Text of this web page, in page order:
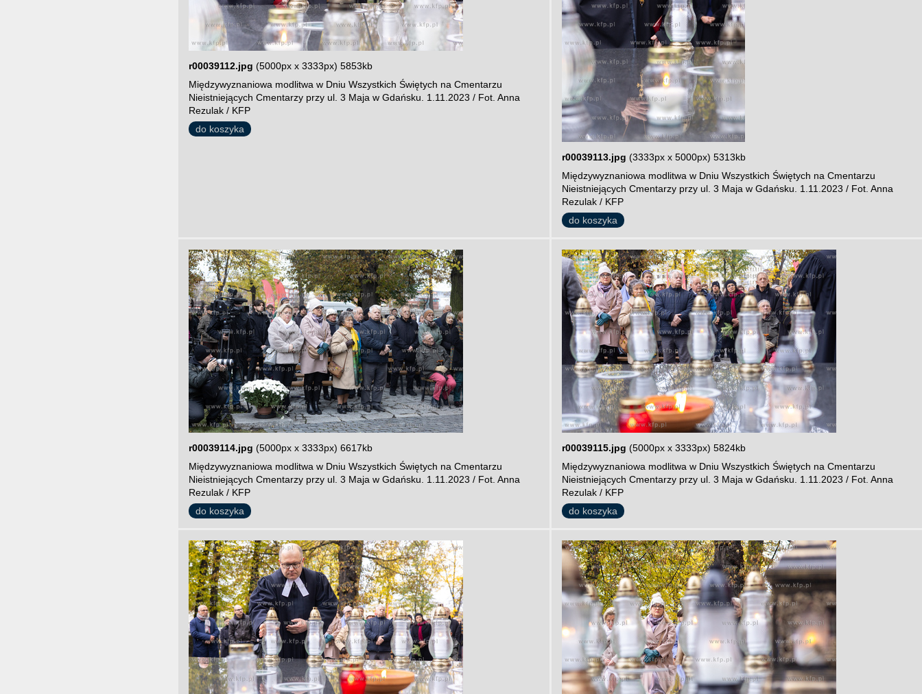
r00039112.jpg (5000px x 3333px) 5853kb
Międzywyznaniowa modlitwa w Dniu Wszystkich Świętych na Cmentarzu
Nieistniejących Cmentarzy przy ul. 3 Maja w Gdańsku. 1.11.2023 / Fot. Anna
Rezulak / KFP
do koszyka
r00039113.jpg (3333px x 5000px) 5313kb
Międzywyznaniowa modlitwa w Dniu Wszystkich Świętych na Cmentarzu
Nieistniejących Cmentarzy przy ul. 3 Maja w Gdańsku. 1.11.2023 / Fot. Anna
Rezulak / KFP
do koszyka
r00039114.jpg (5000px x 3333px) 6617kb
Międzywyznaniowa modlitwa w Dniu Wszystkich Świętych na Cmentarzu
Nieistniejących Cmentarzy przy ul. 3 Maja w Gdańsku. 1.11.2023 / Fot. Anna
Rezulak / KFP
do koszyka
r00039115.jpg (5000px x 3333px) 5824kb
Międzywyznaniowa modlitwa w Dniu Wszystkich Świętych na Cmentarzu
Nieistniejących Cmentarzy przy ul. 3 Maja w Gdańsku. 1.11.2023 / Fot. Anna
Rezulak / KFP
do koszyka